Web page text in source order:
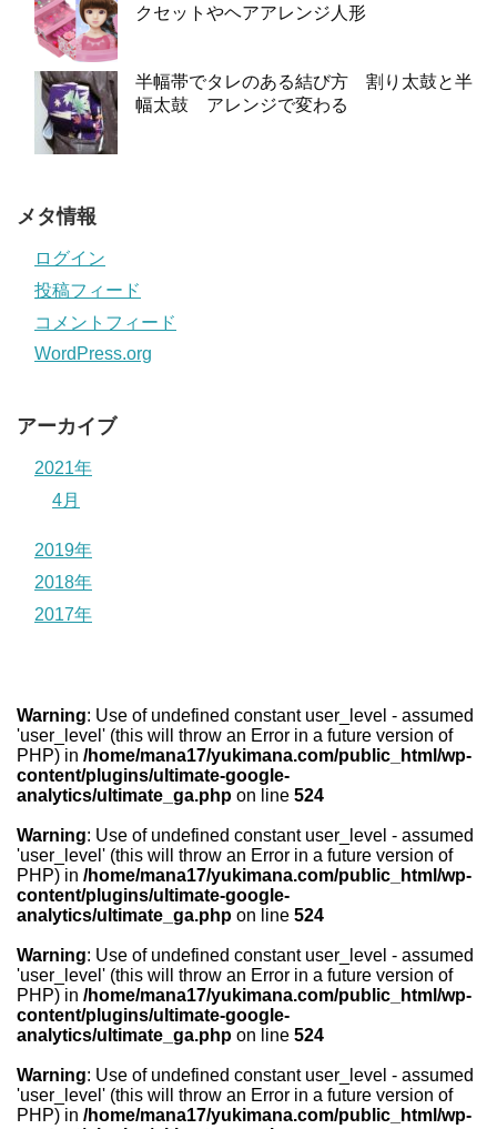
クセットやヘアアレンジ人形
半幅帯でタレのある結び方 割り太鼓と半
幅太鼓 アレンジで変わる
メタ情報
ログイン
投稿フィード
コメントフィード
WordPress.org
アーカイブ
2021年
4月
2019年
2018年
2017年
Warning: Use of undefined constant user_level - assumed
'user_level' (this will throw an Error in a future version of
PHP) in /home/mana17/yukimana.com/public_html/wp-
content/plugins/ultimate-google-
analytics/ultimate_ga.php on line 524
Warning: Use of undefined constant user_level - assumed
'user_level' (this will throw an Error in a future version of
PHP) in /home/mana17/yukimana.com/public_html/wp-
content/plugins/ultimate-google-
analytics/ultimate_ga.php on line 524
Warning: Use of undefined constant user_level - assumed
'user_level' (this will throw an Error in a future version of
PHP) in /home/mana17/yukimana.com/public_html/wp-
content/plugins/ultimate-google-
analytics/ultimate_ga.php on line 524
Warning: Use of undefined constant user_level - assumed
'user_level' (this will throw an Error in a future version of
PHP) in /home/mana17/yukimana.com/public_html/wp-